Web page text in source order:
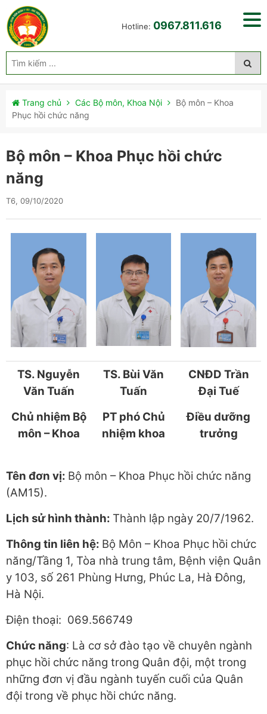
Hotline: 0967.811.616
Trang chủ Các Bộ môn, Khoa Nội
Bộ môn – Khoa
Phục hồi chức năng
Bộ môn – Khoa Phục hồi chức
năng
T6, 09/10/2020
TS. Nguyễn
Văn Tuấn
Chủ nhiệm Bộ
môn – Khoa
TS. Bùi Văn
Tuấn
PT phó Chủ
nhiệm khoa
CNĐD Trần
Đại Tuế
Điều dưỡng
trưởng
Tên đơn vị: Bộ môn – Khoa Phục hồi chức năng
(AM15).
Lịch sử hình thành: Thành lập ngày 20/7/1962.
Thông tin liên hệ: Bộ Môn – Khoa Phục hồi chức
năng/Tầng 1, Tòa nhà trung tâm, Bệnh viện Quân
y 103, số 261 Phùng Hưng, Phúc La, Hà Đông,
Hà Nội.
Điện thoại: 069.566749
Chức năng: Là cơ sở đào tạo về chuyên ngành
phục hồi chức năng trong Quân đội, một trong
những đơn vị đầu ngành tuyến cuối của Quân
đội trong về phục hồi chức năng.